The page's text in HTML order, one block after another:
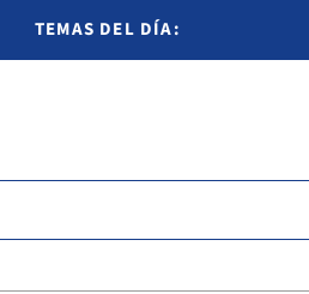
TEMAS DEL DÍA: